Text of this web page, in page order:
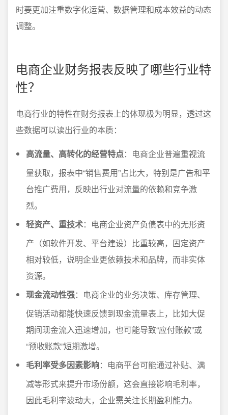
时要更加注重数字化运营、数据管理和成本效益的动态
调整。
电商企业财务报表反映了哪些行业特
性？
电商行业的特性在财务报表上的体现极为明显，透过这
些数据可以读出行业的本质：
高流量、高转化的经营特点：电商企业普遍重视流
量获取，报表中“销售费用”占比大，特别是广告和平
台推广费用，反映出行业对流量的依赖和竞争激
烈。
轻资产、重技术：电商企业资产负债表中的无形资
产（如软件开发、平台建设）比重较高，固定资产
相对较低，说明企业更依赖技术和品牌，而非实体
资源。
现金流动性强：电商企业的业务决策、库存管理、
促销活动都能快速反馈到现金流量表上，比如大促
期间现金流入迅速增加，也可能导致“应付账款”或
“预收账款”短期激增。
毛利率受多因素影响：电商平台可能通过补贴、满
减等形式来提升市场份额，这会直接影响毛利率，
因此毛利率波动大，企业需关注长期盈利能力。